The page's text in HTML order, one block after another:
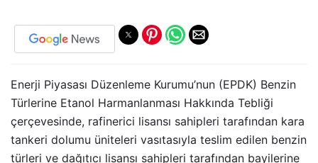
Enerji Piyasası Düzenleme Kurumu’nun (EPDK) Benzin
Türlerine Etanol Harmanlanması Hakkında Tebliği
çerçevesinde, rafinerici lisansı sahipleri tarafından kara
tankeri dolumu üniteleri vasıtasıyla teslim edilen benzin
türleri ve dağıtıcı lisansı sahipleri tarafından bayilerine